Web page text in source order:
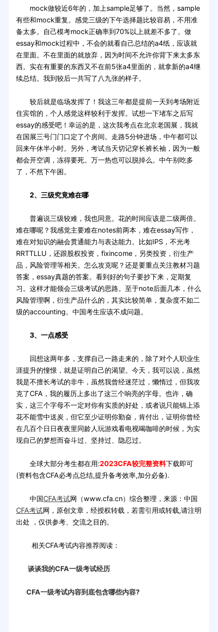
mock做较近6年的，加上sample足够了。当然，sample
有些和mock重复。感觉三级的下午选择题比较容易，不用准
备太多。自己模考mock正确率到70%以上就差不多了。做
essay和mock过程中，不会的就看自己总结的a4纸，应该就
在里面。不在里面的就放弃，因为时间不允许你背下来太多东
西。实在有重要的东西又不在前5张a4里面的，就拿新的a4继
续总结。我到较后一共写了八九张的样子。
较后就是临场发挥了！我这三年都是提前一天到考场附近
住宾馆的，个人感觉这样较利于发挥。试想一下堵车之后写
essay的感受吧！幸运的是，这次我考点在北京老国展，我就
在国展三号门门口定了个房间。走路5分钟进场，中午都可以
回来午休半小时。另外，考试当天切记穿长裤长袖，因为一般
都会开空调，冻得要死。万一热也可以脱掉么。中午别吃多
了，不然下午困。
2、三级究竟难在哪
普遍说三级较难，我也同意。花的时间应该是二级两倍。
难在哪呢？我感觉主要难在notes前两本，难在essay写作，
难在对知识的融会贯通能力与表达能力。比如IPS，不光考
RRTTLLU，还跟股权投资，fixincome，另类投资，衍生产
品，风险管理等相关。怎么攻克呢？还是要重点关注教材习题
答案，essay真题的答案。看到好的句子要抄下来，定期复
习。这样才能领会三级考试的思路。至于note后面几本，什么
风险管理啊，衍生产品什么的，其实比较简单，复杂度不如二
级的accounting。中国考生应该不成问题。
3、一点感受
回想这两年多，支撑自己一路走来的，除了对个人职业生
涯提升的憧憬，就是证明自己的渴望。今天，我可以说，虽然
我是不擅长考试的非牛，虽然我曾经迷茫过，懒惰过，但我攻
克了CFA，我的履历上多出了这三个响亮的字母。也许，确
实，这三个字母不一定对你有实质的好处，或者说只能锦上添
花不能雪中送炭，但它至少证明你勤奋，肯付出，证明你曾经
在几百个日日夜夜里同龄人玩游戏看电视喝咖啡的时候，为实
现自己的梦想而奋斗过、坚持过、隐忍过。
全球大部分考生都在用:2023CFA较完整资料下载即可
(资料包含CFA必考点总结,提升备考效率,加分必备).
中国CFA考试网（www.cfa.cn）综合整理，来源：中国
CFA考试网，原创文章，经授权转载，若需引用或转载,请注明
出处 ，仅供参考、交流之目的。
相关CFA考试内容推荐阅读：
谈谈我的CFA一级考试经历
CFA一级考试内容到底包含哪些内容?